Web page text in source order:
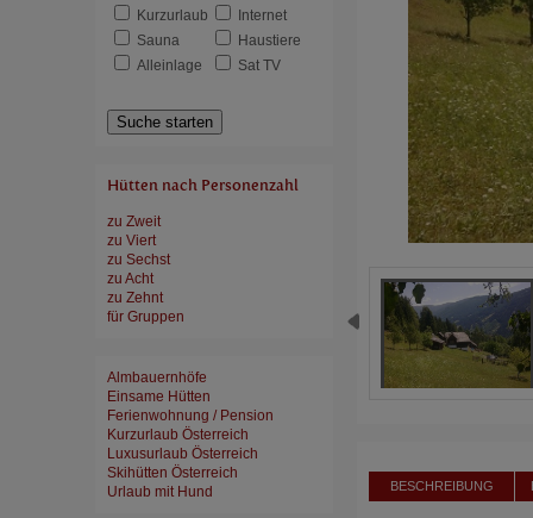
Kurzurlaub
Internet
Sauna
Haustiere
Alleinlage
Sat TV
Suche starten
Hütten nach Personenzahl
zu Zweit
zu Viert
zu Sechst
zu Acht
zu Zehnt
für Gruppen
Almbauernhöfe
Einsame Hütten
Ferienwohnung / Pension
Kurzurlaub Österreich
Luxusurlaub Österreich
Skihütten Österreich
Urlaub mit Hund
BESCHREIBUNG